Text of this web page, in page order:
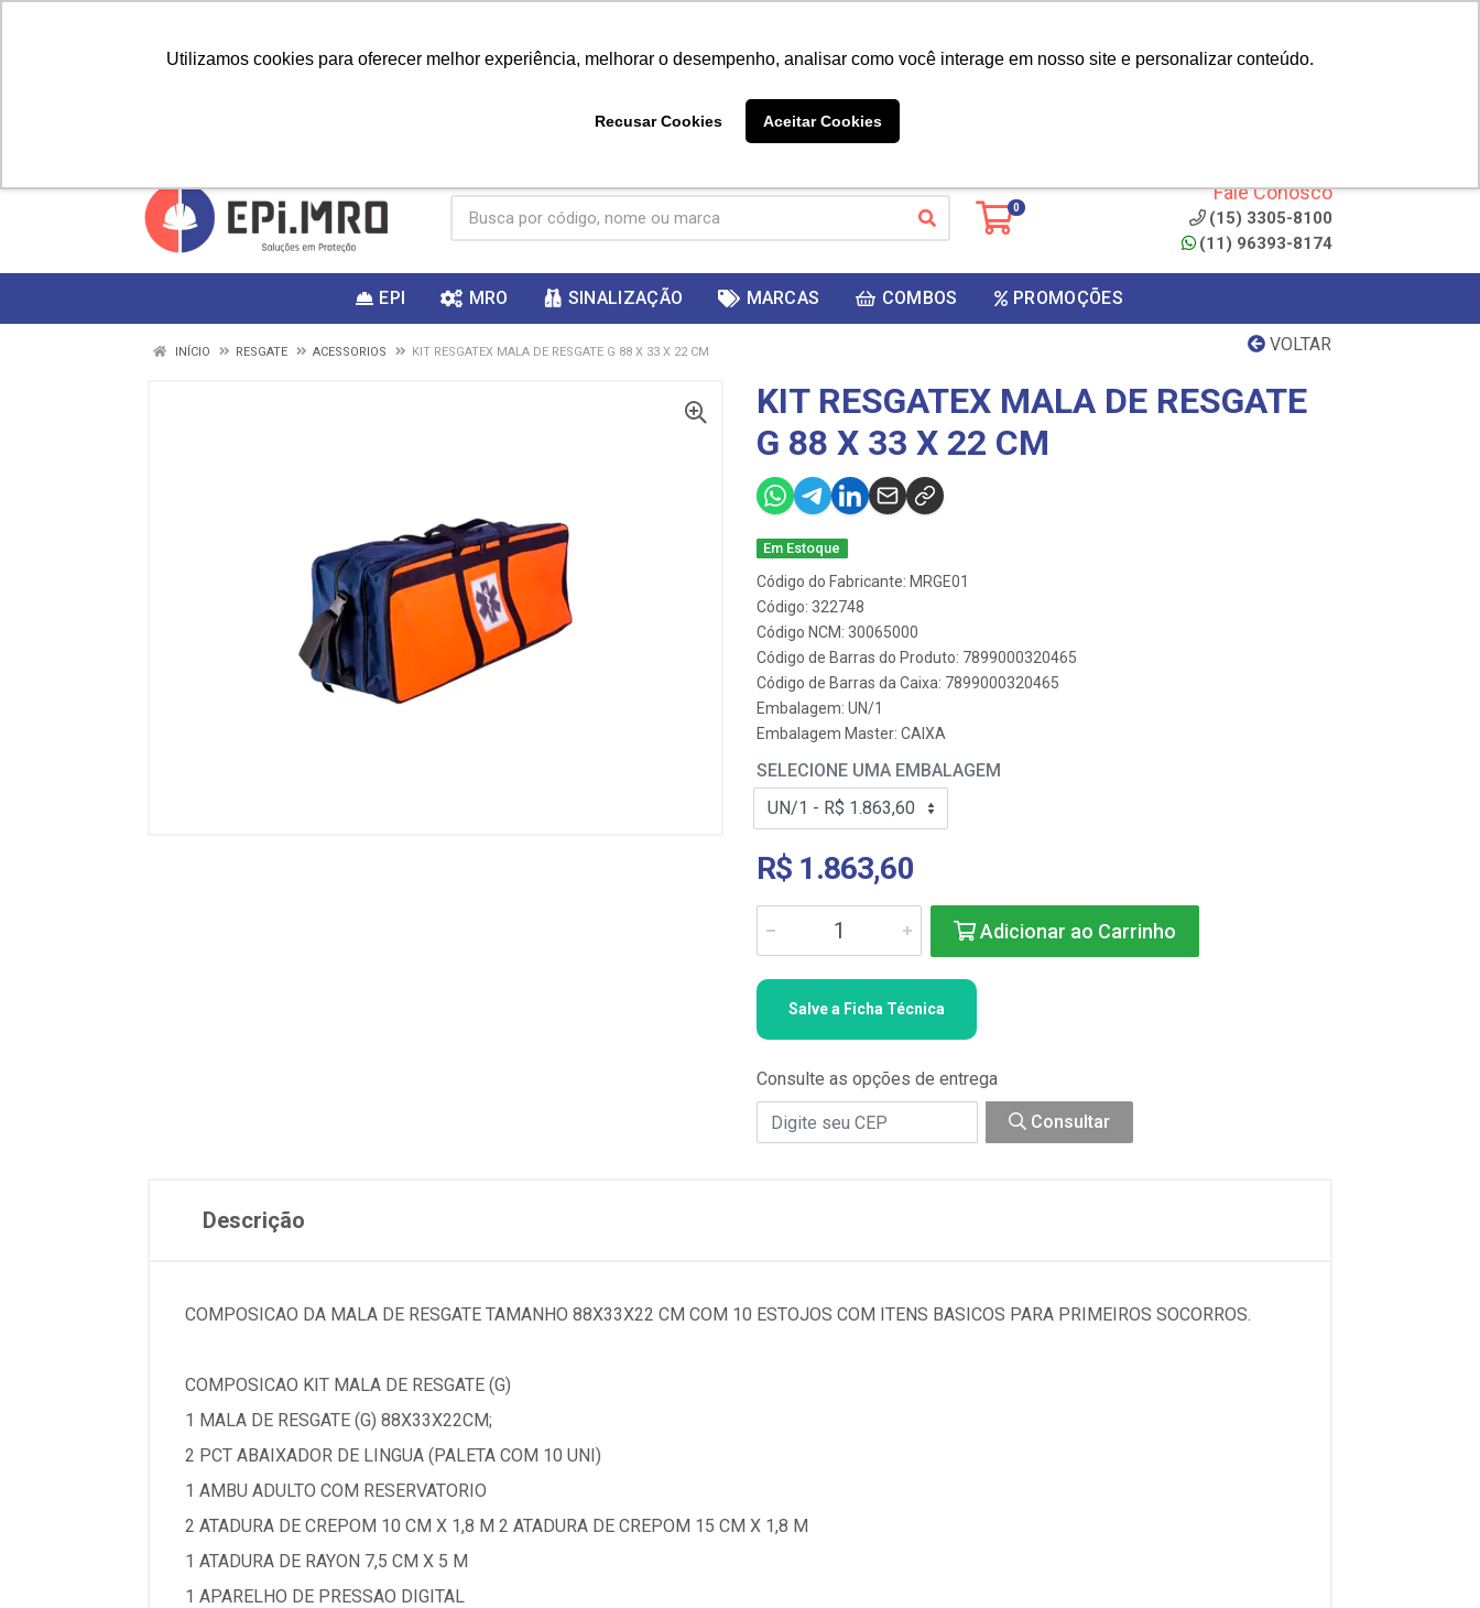
Utilizamos cookies para oferecer melhor experiência, melhorar o desempenho, analisar como você interage em nosso site e personalizar conteúdo.
Recusar Cookies Aceitar Cookies
ganhar
0
Fale Conosco
(15) 3305-8100
(11) 96393-8174
EPI MRO SINALIZAÇÃO MARCAS COMBOS PROMOÇÕES
VOLTAR
INÍCIO RESGATE ACESSORIOS KIT RESGATEX MALA DE RESGATE G 88 X 33 X 22 CM
KIT RESGATEX MALA DE RESGATE
G 88 X 33 X 22 CM
Em Estoque
Código do Fabricante: MRGE01
Código: 322748
Código NCM: 30065000
Código de Barras do Produto: 7899000320465
Código de Barras da Caixa: 7899000320465
Embalagem: UN/1
Embalagem Master: CAIXA
SELECIONE UMA EMBALAGEM
R$ 1.863,60
Adicionar ao Carrinho
Salve a Ficha Técnica
Consulte as opções de entrega
Consultar
Descrição
COMPOSICAO DA MALA DE RESGATE TAMANHO 88X33X22 CM COM 10 ESTOJOS COM ITENS BASICOS PARA PRIMEIROS SOCORROS.
COMPOSICAO KIT MALA DE RESGATE (G)
1 MALA DE RESGATE (G) 88X33X22CM;
2 PCT ABAIXADOR DE LINGUA (PALETA COM 10 UNI)
1 AMBU ADULTO COM RESERVATORIO
2 ATADURA DE CREPOM 10 CM X 1,8 M 2 ATADURA DE CREPOM 15 CM X 1,8 M
1 ATADURA DE RAYON 7,5 CM X 5 M
1 APARELHO DE PRESSAO DIGITAL